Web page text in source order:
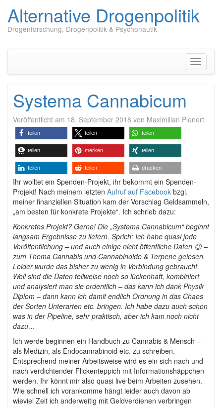
Alternative Drogenpolitik
Drogenforschung, Drogenpolitik & Psychonautik
Systema Cannabicum
Veröffentlicht am 18. September 2018 von Maximilian Plenert
teilen teilen teilen
teilen merken teilen
teilen teilen drucken
Ihr wolltet ein Spenden-Projekt, ihr bekommt ein Spenden-
Projekt! Nach meinem letzten Aufruf auf Facebook bzgl.
meiner finanziellen Situation kam der Vorschlag Geldsammeln,
„am besten für konkrete Projekte“. Ich schrieb dazu:
Konkretes Projekt? Gerne! Die „Systema Cannabicum“ beginnt
langsam Ergebnisse zu liefern. Sprich: Ich habe quasi jede
Veröffentlichung – und auch einige nicht öffentliche Daten 😉 –
zum Thema Cannabis und Cannabinoide & Terpene gelesen.
Leider wurde das bisher zu wenig in Verbindung gebraucht.
Weil sind die Daten teilweise noch so lückenhaft, kombiniert
und analysiert man sie ordentlich – das kann ich dank Physik
Diplom – dann kann ich damit endlich Ordnung in das Chaos
der Sorten Unterarten etc. bringen. Ich habe dazu auch schon
was in der Pipeline, sehr praktisch, aber ich kam noch nicht
dazu…
Ich werde beginnen ein Handbuch zu Cannabis & Mensch –
als Medizin, als Endocannabinoid etc. zu schreiben.
Entsprechend meiner Arbeitsweise wird es ein sich nach und
nach verdichtender Flickenteppich mit Informationshäppchen
werden. Ihr könnt mir also quasi live beim Arbeiten zusehen.
Wie schnell ich vorankomme hängt leider auch davon ab
wieviel Zeit ich anderweitig mit Geldverdienen verbringen